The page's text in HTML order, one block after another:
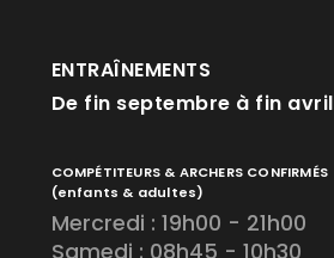
ENTRAÎNEMENTS
De fin septembre à fin avril
COMPÉTITEURS & ARCHERS CONFIRMÉS
(enfants & adultes)
Mercredi : 19h00 - 21h00